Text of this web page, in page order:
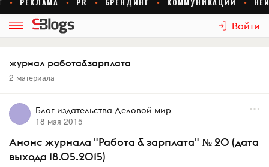
Войти
журнал работа&зарплата
2 материала
Блог издательства Деловой мир
18 мая 2015
Анонс журнала "Работа & зарплата" № 20 (дата
выхода 18.05.2015)